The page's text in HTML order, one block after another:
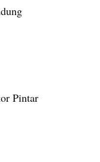
Pintar